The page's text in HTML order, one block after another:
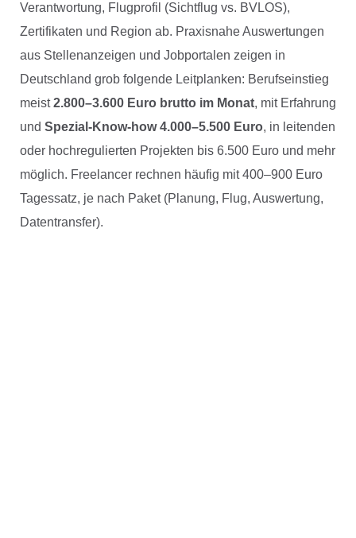
Verantwortung, Flugprofil (Sichtflug vs. BVLOS),
Zertifikaten und Region ab. Praxisnahe Auswertungen
aus Stellenanzeigen und Jobportalen zeigen in
Deutschland grob folgende Leitplanken: Berufseinstieg
meist2.800–3.600 Euro brutto im Monat, mit Erfahrung
und Spezial-Know-how 4.000–5.500 Euro, in leitenden
oder hochregulierten Projekten bis 6.500 Euro und mehr
möglich. Freelancer rechnen häufig mit 400–900 Euro
Tagessatz, je nach Paket (Planung, Flug, Auswertung,
Datentransfer).